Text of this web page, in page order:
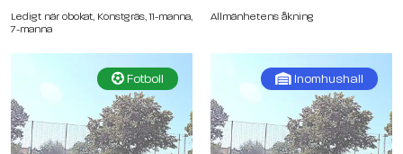
Ledigt när obokat, Konstgräs, 11-manna,
7-manna
Allmänhetens åkning
Fotboll Inomhushall